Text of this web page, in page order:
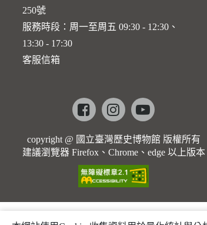
250號
服務時段：周一至周五 09:30 - 12:30、
13:30 - 17:30
客服信箱
Facebookinstagramyoutube
copyright @ 國立臺灣歷史博物館 版權所有
建議瀏覽器 Firefox、Chrome、edge 以上版本